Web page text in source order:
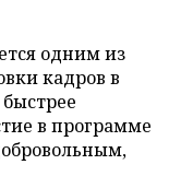
одним из
кадров в
в программе